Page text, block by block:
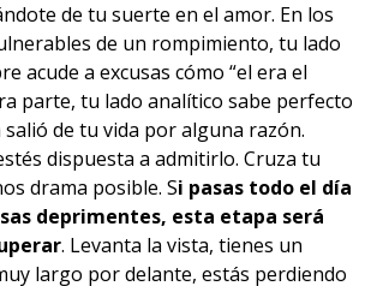
de tu suerte en el amor. En los
de un rompimiento, tu lado
acude a excusas cómo “el era el
parte, tu lado analítico sabe perfecto
de tu vida por alguna razón.
dispuesta a admitirlo. Cruza tu
drama posible. Si pasas todo el día
deprimentes, esta etapa será
. Levanta la vista, tienes un
largo por delante, estás perdiendo